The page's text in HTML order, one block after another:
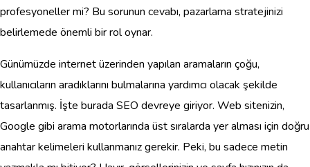
profesyoneller mi? Bu sorunun cevabı, pazarlama stratejinizi
belirlemede önemli bir rol oynar.
Günümüzde internet üzerinden yapılan aramaların çoğu,
kullanıcıların aradıklarını bulmalarına yardımcı olacak şekilde
tasarlanmış. İşte burada SEO devreye giriyor. Web sitenizin,
Google gibi arama motorlarında üst sıralarda yer alması için doğru
anahtar kelimeleri kullanmanız gerekir. Peki, bu sadece metin